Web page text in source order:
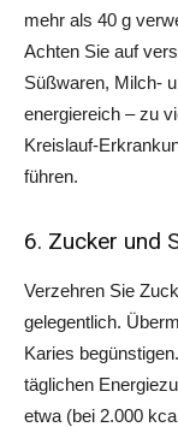
mehr als 40 g
Achten Sie auf
Süßwaren, Milch-
energiereich – zu
Kreislauf-
führen.
6. Zucker und
Verzehren Sie
gelegentlich.
Karies
täglichen
etwa (bei 2.000